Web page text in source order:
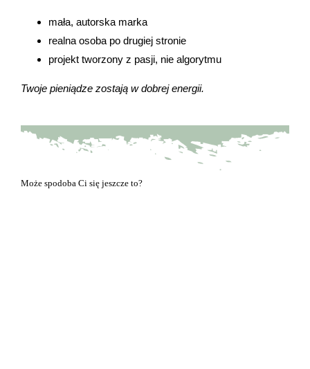
mała, autorska marka
realna osoba po drugiej stronie
projekt tworzony z pasji, nie algorytmu
Twoje pieniądze zostają w dobrej energii.
Może spodoba Ci się jeszcze to?